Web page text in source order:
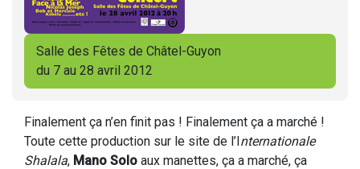
Salle des Fêtes de Châtel-Guyon
du 7 au 28 avril 2012
Finalement ça n’en finit pas ! Finalement ça a marché !
Toute cette production sur le site de l’Internationale
Shalala, Mano Solo aux manettes, ça a marché, ça